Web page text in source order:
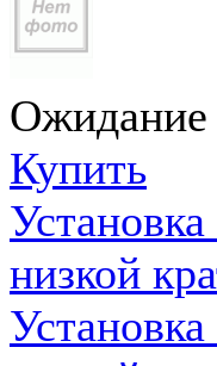
Ожидание
Купить
низкой